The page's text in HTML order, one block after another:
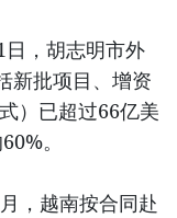
日，胡志明市外
新批项目、增资
）已超过66亿美
。
，越南按合同赴